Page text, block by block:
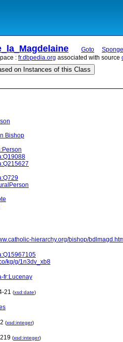
Goto Sponge
: fr.dbpedia.org associated with source
on Instances of this Class
Bishop
hierarchy.org/bishop/
kg/g/1n3dv_xb8
fr:Lucenay
21 (xsd:date)
(xsd:integer)
(xsd:integer)